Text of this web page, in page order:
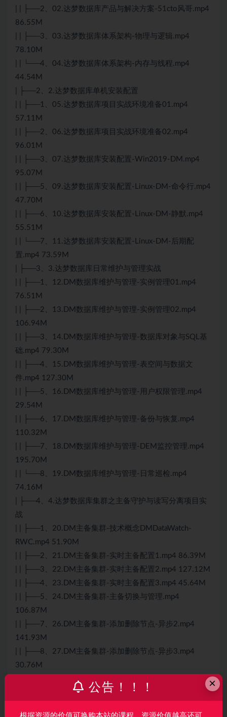
| | ├──2、02.达梦数据库产品与解决方案-51cto风哥.mp4
86.55M
| | ├──3、03.达梦数据库体系架构-物理与逻辑.mp4
78.10M
| | └──4、04.达梦数据库体系架构-内存与线程.mp4
44.54M
| ├──2、2.达梦数据库单机安装配置
| | ├──1、05.达梦数据库项目实战环境准备01.mp4
57.11M
| | ├──2、06.达梦数据库项目实战环境准备02.mp4
96.01M
| | ├──3、07.达梦数据库安装配置-Win2019-DM.mp4
95.07M
| | ├──5、09.达梦数据库安装配置- Linux-DM-命令行.mp4
47.70M
| | ├──6、10.达梦数据库安装配置-Linux-DM-静默.mp4
55.51M
| | └──7、11.达梦数据库安装配置-Linux-DM-后期配
置.mp4 73.59M
| ├──3、3.达梦数据库日常维护与管理实战
| | ├──1、12.DM数据库维护与管理-实例管理01.mp4
76.51M
| | ├──2、13.DM数据库维护与管理-实例管理02.mp4
106.94M
| | ├──3、14.DM数据库维护与管理-数据库对象与SQL基
础.mp4 79.30M
| | ├──4、15.DM数据库维护与管理-表空间与数据文
件.mp4 127.30M
| | ├──5、16.DM数据库维护与管理-用户权限管理.mp4
29.54M
| | ├──6、17.DM数据库维护与管理-备份与恢复.mp4
110.32M
| | ├──7、18.DM数据库维护与管理-DEM监控管理.mp4
195.70M
| | └──8、19.DM数据库维护与管理-日常巡检.mp4
74.16M
| ├──4、4.达梦数据库集群之主备守护与读写分离项目实
战
| | ├──1、20.DM主备集群-技术概念DMDataWatch-
RWC.mp4 51.90M
| | ├──2、21.DM主备集群-实时主备配置1.mp4 86.39M
| | ├──3、22.DM主备集群-实时主备配置2.mp4 127.12M
| | ├──4、23.DM主备集群-实时主备配置3.mp4 45.64M
| | ├──5、24.DM主备集群-主备切换与管理.mp4
106.87M
| | ├──7、26.DM主备集群-添加删除节点-异步2.mp4
141.93M
| | ├──8、27.DM主备集群-添加删除节点-异步3.mp4
30.76M
| | └──9、28.DM主备集群-读写分离配置.mp4 49.15M
| ├──5、5.达梦数据库集群之共享存储集群项目实战
×
公告！！！